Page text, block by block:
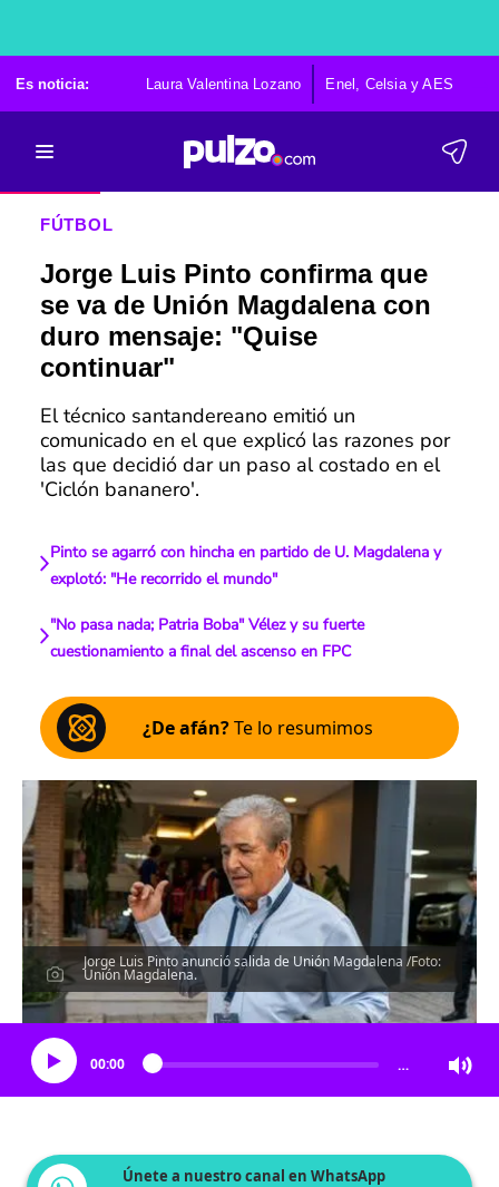
Es noticia: Laura Valentina Lozano Enel, Celsia y AES
FÚTBOL
Jorge Luis Pinto confirma que
se va de Unión Magdalena con
duro mensaje: "Quise
continuar"
El técnico santandereano emitió un
comunicado en el que explicó las razones por
las que decidió dar un paso al costado en el
'Ciclón bananero'.
Pinto se agarró con hincha en partido de U. Magdalena y
explotó: "He recorrido el mundo"
"No pasa nada; Patria Boba" Vélez y su fuerte
cuestionamiento a final del ascenso en FPC
¿De afán?Te lo resumimos
Jorge Luis Pinto anunció salida de Unión Magdalena /Foto:
Unión Magdalena.
Escucha el artículo
00:00 …
Únete a nuestro canal en WhatsApp